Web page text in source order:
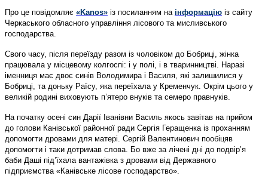
Про це повідомляє «Kanos» із посиланням на інформацію із сайту
Черкаського обласного управління лісового та мисливського
господарства.
Свого часу, після переїзду разом із чоловіком до Бобриці, жінка
працювала у місцевому колгоспі: і у полі, і в тваринництві. Наразі
іменниця має двоє синів Володимира і Василя, які залишилися у
Бобриці, та доньку Раїсу, яка переїхала у Кременчук. Окрім цього у
великій родині виховують п’ятеро внуків та семеро правнуків.
На початку осені син Дарії Іванівни Василь якось завітав на прийом
до голови Канівської районної ради Сергія Геращенка із проханням
допомогти дровами для матері. Сергій Валентинович пообіцяв
допомогти і таки дотримав слова. Бо вже за лічені дні до подвір’я
баби Даші під’їхала вантажівка з дровами від Державного
підприємства «Канівське лісове господарство».